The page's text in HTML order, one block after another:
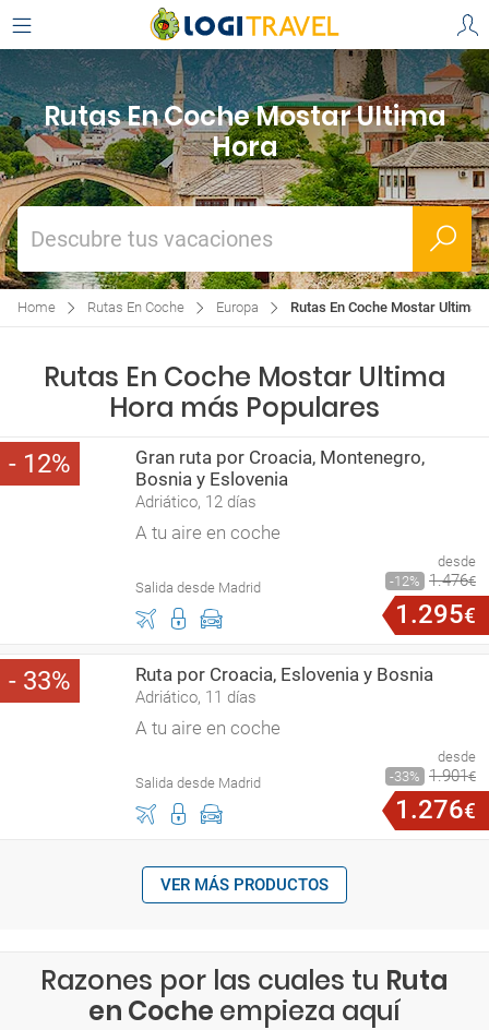
Rutas En Coche Mostar Ultima
Hora
Descubre tus vacaciones
Home Rutas En Coche Europa Rutas En Coche Mostar Ultima
Rutas En Coche Mostar Ultima
Hora más Populares
12
Gran ruta por Croacia, Montenegro,
Bosnia y Eslovenia
Adriático, 12 días
A tu aire en coche
Salida desde Madrid
desde
12
1.476€
1 .295€
33 Ruta por Croacia, Eslovenia y Bosnia
Adriático, 11 días
A tu aire en coche
Salida desde Madrid
desde
33
1.901€
1 .276€
VER MÁS PRODUCTOS
Razones por las cuales tu Ruta
en Coche empieza aquí